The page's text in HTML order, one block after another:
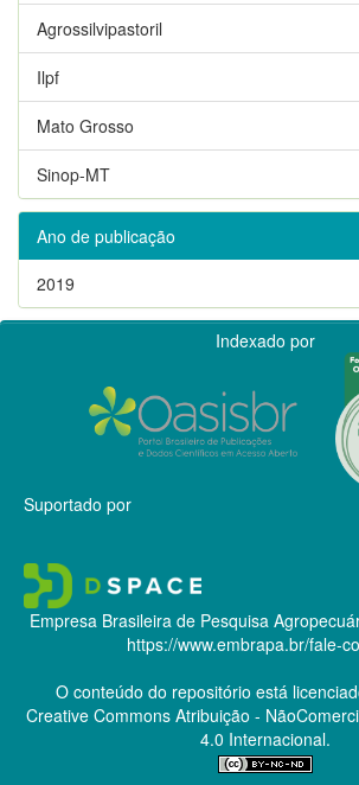
Agrossilvipastoril
Ilpf
Mato Grosso
Sinop-MT
Ano de publicação
2019
Indexado por
Suportado por
Empresa Brasileira de Pesquisa
https://www.embrapa.br/fale-
O conteúdo do repositório está
Creative CommonsAtribuição -
4.0 Internacional.